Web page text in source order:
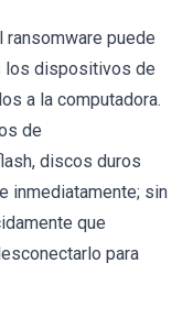
ransomware puede
los dispositivos de
a la computadora.
de
discos duros
inmediatamente; sin
que
para